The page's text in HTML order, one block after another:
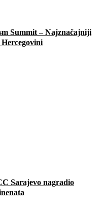
Summit – Najznačajniji
Sarajevo nagradio